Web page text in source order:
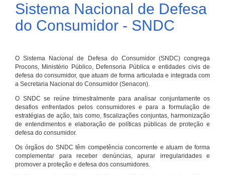
Sistema Nacional de Defesa
do Consumidor - SNDC
O Sistema Nacional de Defesa do Consumidor (SNDC) congrega
Procons, Ministério Público, Defensoria Pública e entidades civis de
defesa do consumidor, que atuam de forma articulada e integrada com
a Secretaria Nacional do Consumidor (Senacon).
O SNDC se reúne trimestralmente para analisar conjuntamente os
desafios enfrentados pelos consumidores e para a formulação de
estratégias de ação, tais como, fiscalizações conjuntas, harmonização
de entendimentos e elaboração de políticas públicas de proteção e
defesa do consumidor.
Os órgãos do SNDC têm competência concorrente e atuam de forma
complementar para receber denúncias, apurar irregularidades e
promover a proteção e defesa dos consumidores.